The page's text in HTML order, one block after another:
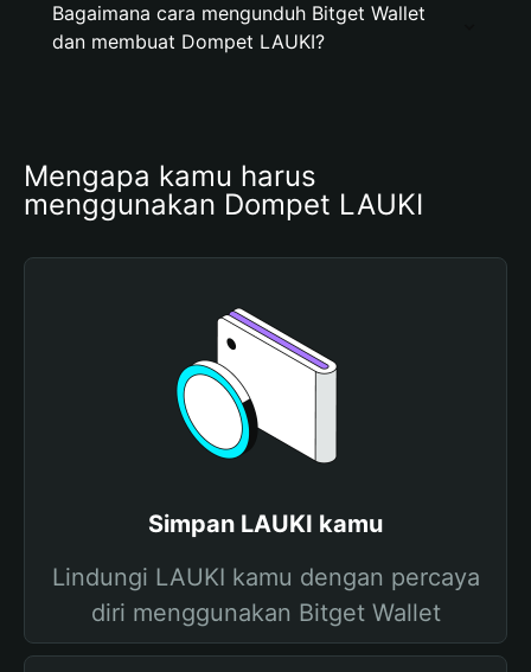
Bagaimana cara mengunduh Bitget Wallet
dan membuat Dompet LAUKI?
Mengapa kamu harus
menggunakan Dompet LAUKI
Simpan LAUKI kamu
Lindungi LAUKI kamu dengan percaya
diri menggunakan Bitget Wallet